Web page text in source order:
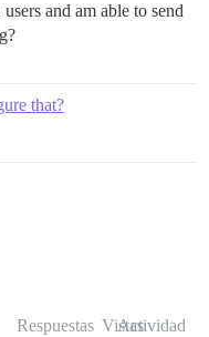
and am able to send
that?
Respuestas Vistas
Actividad